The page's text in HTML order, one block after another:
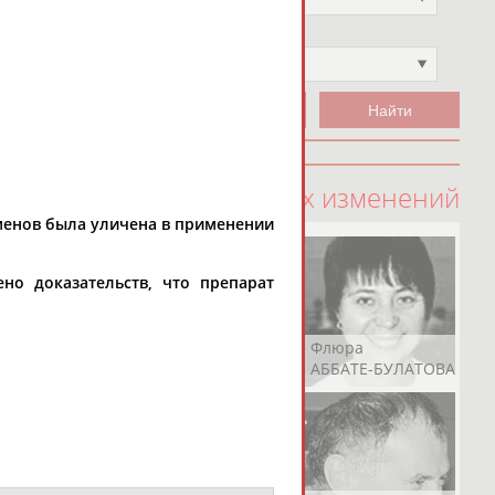
100 последних изменений
Флюра
АББАТЕ-БУЛАТОВА
была уличена в применении
доказательств, что препарат